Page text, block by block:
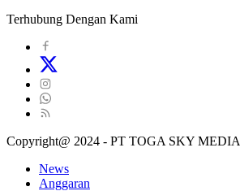
Terhubung Dengan Kami
Copyright@ 2024 - PT TOGA SKY MEDIA
News
Anggaran